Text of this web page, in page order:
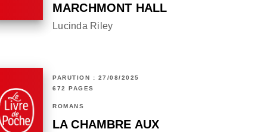
MARCHMONT HALL
Lucinda Riley
PARUTION : 27/08/2025
672 PAGES
ROMANS
LA CHAMBRE AUX